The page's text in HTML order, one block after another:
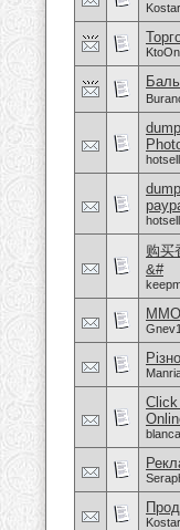
KtoOn
购买
&#
Gnev1